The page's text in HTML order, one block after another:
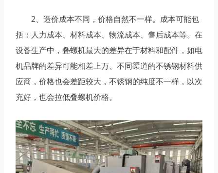
2、造价成本不同，价格自然不一样。成本可能包
括：人力成本、材料成本、物流成本、售后成本等。在
设备生产中，叠螺机最大的差异在于材料和配件，如电
机品牌的差异可能相差上万、不同渠道的不锈钢材料供
应商，价格也会差距较大，不锈钢的纯度不一样，以次
充好，也会拉低叠螺机价格。